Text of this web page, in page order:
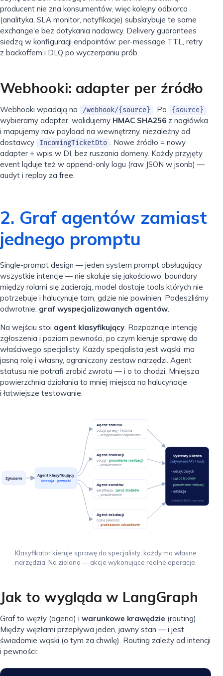
producent nie zna konsumentów, więc kolejny odbiorca
(analityka, SLA monitor, notyfikacje) subskrybuje te same
exchange'e bez dotykania nadawcy. Delivery guarantees
siedzą w konfiguracji endpointów: per-message TTL, retry
z backoffem i DLQ po wyczerpaniu prób.
Webhooki: adapter per źródło
Webhooki wpadają na /webhook/{source} . Po {source}
wybieramy adapter, walidujemy HMAC SHA256 z nagłówka
i mapujemy raw payload na wewnętrzny, niezależny od
dostawcy
IncomingTicketDto . Nowe źródło = nowy
adapter + wpis w DI, bez ruszania domeny. Każdy przyjęty
event ląduje też w append-only logu (raw JSON w jsonb) —
audyt i replay za free.
2. Graf agentów zamiast
jednego promptu
Single-prompt design — jeden system prompt obsługujący
wszystkie intencje — nie skaluje się jakościowo: boundary
między rolami się zacierają, model dostaje tools których nie
potrzebuje i halucynuje tam, gdzie nie powinien. Podeszliśmy
odwrotnie: graf wyspecjalizowanych agentów
Na wejściu stoi agent klasyfikujący . Rozpoznaje intencję
zgłoszenia i poziom pewności, po czym kieruje sprawę do
właściwego specjalisty. Każdy specjalista jest wąski: ma
jasną rolę i własny, ograniczony zestaw narzędzi. Agent
statusu nie potrafi zrobić zwrotu — i o to chodzi. Mniejsza
powierzchnia działania to mniej miejsca na halucynacje
i łatwiejsze testowanie.
Zgłoszenie
Agent klasyfikujący
intencja · pewność
Agent statusu
odczyt sprawy · historia
→ przygotowanie odpowiedzi
Agent realizacji
odczyt ·ponowienie realizacji
→ potwierdzenie
Agent zwrotów
weryfikacja ·zwrot środków
→ potwierdzenie
Agent eskalacji
ocena pewności
→przekazanie człowiekowi
Systemy klienta
dedykowane API + tools
· odczyt danych
· zwrot środków
· ponowienie realizacji
· eskalacja
RabbitMQ · REST (read-only)
Klasyfikator kieruje sprawę do specjalisty; każdy ma własne
narzędzia. Na zielono — akcje wykonujące realne operacje.
Jak to wygląda w LangGraph
Graf to węzły (agenci) i warunkowe krawędzie (routing).
Między węzłami przepływa jeden, jawny stan — i jest
świadomie wąski (o tym za chwilę). Routing zależy od intencji
i pewności: